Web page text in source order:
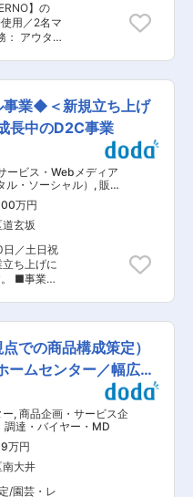
】の
用／2名マ
（2名）に
の初回投入
庫調整、店
ト作成な
スプレイ
などのやり
） ■組
店頭表現
との調整
た判断や
ームをまと
経験を得
トリーとし
協すること
斬新かつフ
た、他には
スとテク
ズを提案
格
ン：
円〜
事業◆＜新規立ち上げ
長中のD2C事業
ービス・Webメディア
ル・ソーシャル） , 販売
万円
玄坂
／土日祝
ち上げに
中、消費者
験へと変
ムとして絶
化して商品
けて、今
供いたし
ただきま
行き管理
が大きく
のMD構
での商品構成策定）
ムセンター／幅広い
, 商品企画・サービス企
調達・バイヤー・MD
万円
南大井
/園芸・レ